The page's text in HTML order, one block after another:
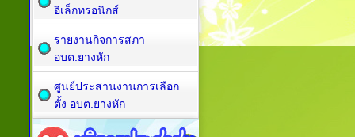
อิเล็กทรอนิกส์
รายงานกิจการสภา
อบต.ยางหัก
ศูนย์ประสานงานการเลือก
ตั้ง อบต.ยางหัก